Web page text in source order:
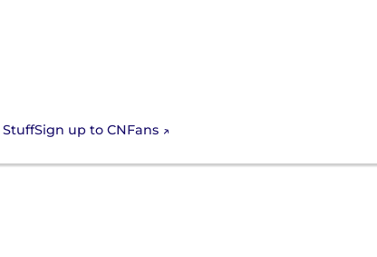
Sign up to CNFans
tu Acceso a